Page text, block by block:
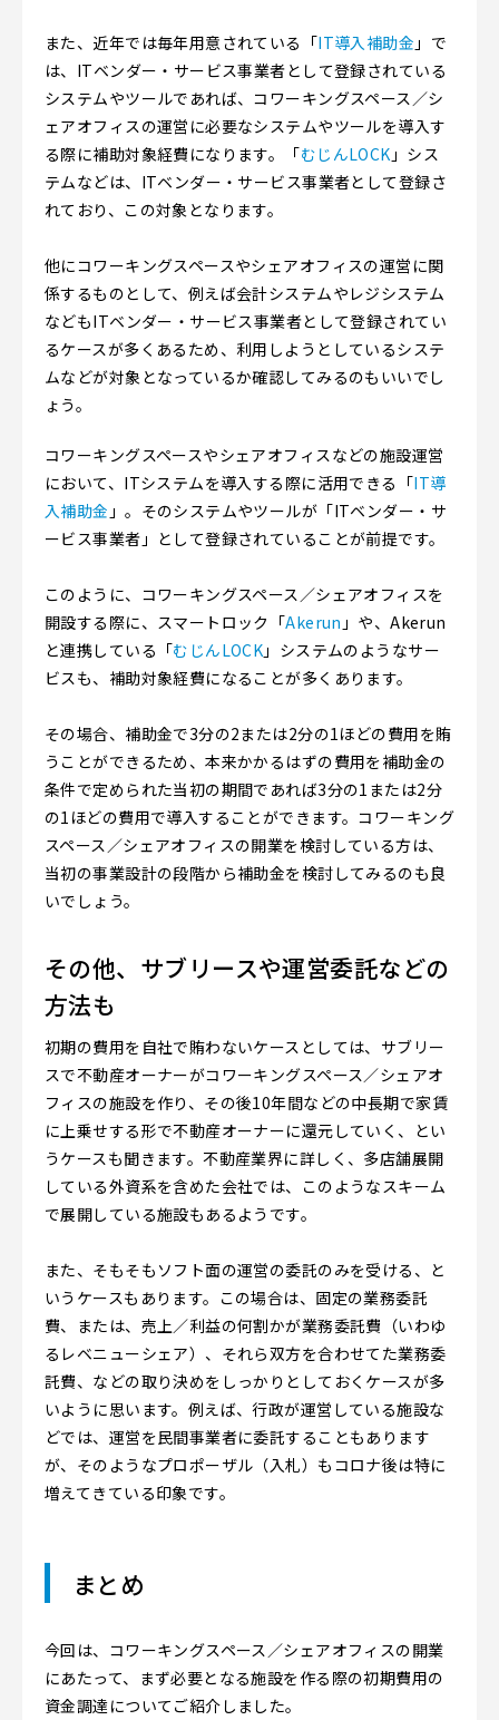
また、近年では毎年用意されている「IT導入補助金 」で
は、ITベンダー・サービス事業者として登録されている
システムやツールであれば、コワーキングスペース／シ
ェアオフィスの運営に必要なシステムやツールを導入す
る際に補助対象経費になります。「むじんLOCK 」シス
テムなどは、ITベンダー・サービス事業者として登録さ
れており、この対象となります。
他にコワーキングスペースやシェアオフィスの運営に関
係するものとして、例えば会計システムやレジシステム
などもITベンダー・サービス事業者として登録されてい
るケースが多くあるため、利用しようとしているシステ
ムなどが対象となっているか確認してみるのもいいでし
ょう。
コワーキングスペースやシェアオフィスなどの施設運営
において、ITシステムを導入する際に活用できる「IT導
入補助金 」。そのシステムやツールが「ITベンダー・サ
ービス事業者」として登録されていることが前提です。
このように、コワーキングスペース／シェアオフィスを
開設する際に、スマートロック「Akerun 」や、Akerun
と連携している「むじんLOCK 」システムのようなサー
ビスも、補助対象経費になることが多くあります。
その場合、補助金で3分の2または2分の1ほどの費用を賄
うことができるため、本来かかるはずの費用を補助金の
条件で定められた当初の期間であれば3分の1または2分
の1ほどの費用で導入することができます。コワーキング
スペース／シェアオフィスの開業を検討している方は、
当初の事業設計の段階から補助金を検討してみるのも良
いでしょう。
その他、サブリースや運営委託などの
方法も
初期の費用を自社で賄わないケースとしては、サブリー
スで不動産オーナーがコワーキングスペース／シェアオ
フィスの施設を作り、その後10年間などの中長期で家賃
に上乗せする形で不動産オーナーに還元していく、とい
うケースも聞きます。不動産業界に詳しく、多店舗展開
している外資系を含めた会社では、このようなスキーム
で展開している施設もあるようです。
また、そもそもソフト面の運営の委託のみを受ける、と
いうケースもあります。この場合は、固定の業務委託
費、または、売上／利益の何割かが業務委託費（いわゆ
るレベニューシェア）、それら双方を合わせてた業務委
託費、などの取り決めをしっかりとしておくケースが多
いように思います。例えば、行政が運営している施設な
どでは、運営を民間事業者に委託することもあります
が、そのようなプロポーザル（入札）もコロナ後は特に
増えてきている印象です。
まとめ
今回は、コワーキングスペース／シェアオフィスの開業
にあたって、まず必要となる施設を作る際の初期費用の
資金調達についてご紹介しました。